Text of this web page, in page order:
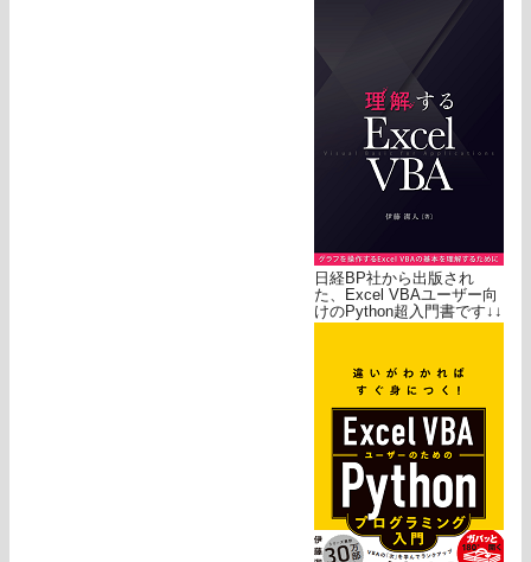
日経BP社から出版され
た、Excel VBAユーザー向
けのPython超入門書です↓↓